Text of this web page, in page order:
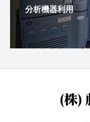
分析機器利用